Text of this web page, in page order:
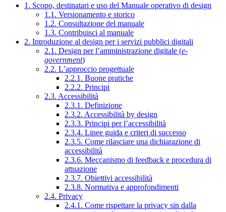
1. Scopo, destinatari e uso del Manuale operativo di design
1.1. Versionamento e storico
1.2. Consultazione del manuale
1.3. Contribuisci al manuale
2. Introduzione al design per i servizi pubblici digitali
2.1. Design per l’amministrazione digitale (e-
government)
2.2. L’approccio progettuale
2.2.1. Buone pratiche
2.2.2. Principi
2.3. Accessibilità
2.3.1. Definizione
2.3.2. Accessibilità by design
2.3.3. Principi per l’accessibilità
2.3.4. Linee guida e criteri di successo
2.3.5. Come rilasciare una dichiarazione di
accessibilità
2.3.6. Meccanismo di feedback e procedura di
attuazione
2.3.7. Obiettivi accessibilità
2.3.8. Normativa e approfondimenti
2.4. Privacy
2.4.1. Come rispettare la privacy sin dalla